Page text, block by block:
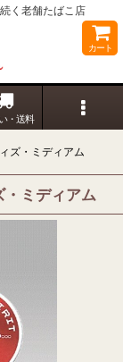
く老舗たばこ店
カート
・送料
ズ・ミディアム
・ミディアム